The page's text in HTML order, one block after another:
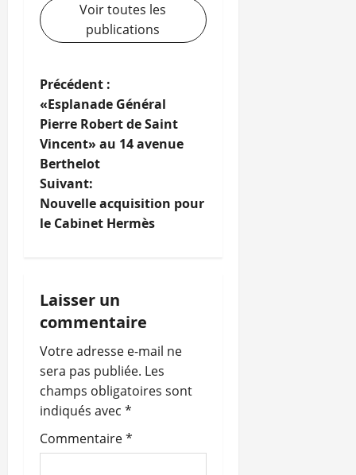
Voir toutes les
publications
N
a
v
i
g
t
i
o
n
d
’
Précédent :
«Esplanade Général
Pierre Robert de Saint
Vincent» au 14 avenue
Berthelot
Suivant:
Nouvelle acquisition pour
le Cabinet Hermès
Laisser un
commentaire
Votre adresse e-mail ne
sera pas publiée. Les
champs obligatoires sont
indiqués avec *
Commentaire*